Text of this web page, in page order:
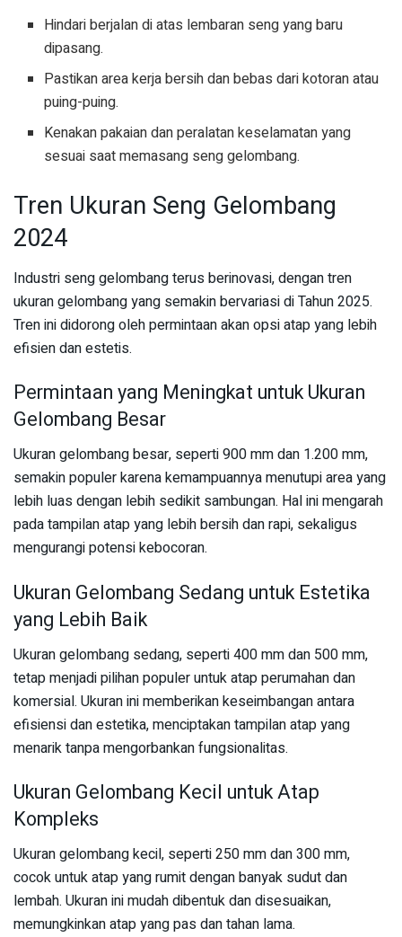
Hindari berjalan di atas lembaran seng yang baru
dipasang.
Pastikan area kerja bersih dan bebas dari kotoran atau
puing-puing.
Kenakan pakaian dan peralatan keselamatan yang
sesuai saat memasang seng gelombang.
Tren Ukuran Seng Gelombang
2024
Industri seng gelombang terus berinovasi, dengan tren
ukuran gelombang yang semakin bervariasi di Tahun 2025.
Tren ini didorong oleh permintaan akan opsi atap yang lebih
efisien dan estetis.
Permintaan yang Meningkat untuk Ukuran
Gelombang Besar
Ukuran gelombang besar, seperti 900 mm dan 1.200 mm,
semakin populer karena kemampuannya menutupi area yang
lebih luas dengan lebih sedikit sambungan. Hal ini mengarah
pada tampilan atap yang lebih bersih dan rapi, sekaligus
mengurangi potensi kebocoran.
Ukuran Gelombang Sedang untuk Estetika
yang Lebih Baik
Ukuran gelombang sedang, seperti 400 mm dan 500 mm,
tetap menjadi pilihan populer untuk atap perumahan dan
komersial. Ukuran ini memberikan keseimbangan antara
efisiensi dan estetika, menciptakan tampilan atap yang
menarik tanpa mengorbankan fungsionalitas.
Ukuran Gelombang Kecil untuk Atap
Kompleks
Ukuran gelombang kecil, seperti 250 mm dan 300 mm,
cocok untuk atap yang rumit dengan banyak sudut dan
lembah. Ukuran ini mudah dibentuk dan disesuaikan,
memungkinkan atap yang pas dan tahan lama.